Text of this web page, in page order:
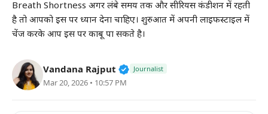
ऑटो
मनोरंजन
विदेश
Breath Shortness अगर लंबे समय तक और सीरियस कंडीशन में रहती
है तो आपको इस पर ध्यान देना चाहिए। शुरुआत में अपनी लाइफस्टाइल में
चेंज करके आप इस पर काबू पा सकते है।
Vandana Rajput Verified Public Figure • 27
Journalist
Mar 20, 2026 • 10:57 PM